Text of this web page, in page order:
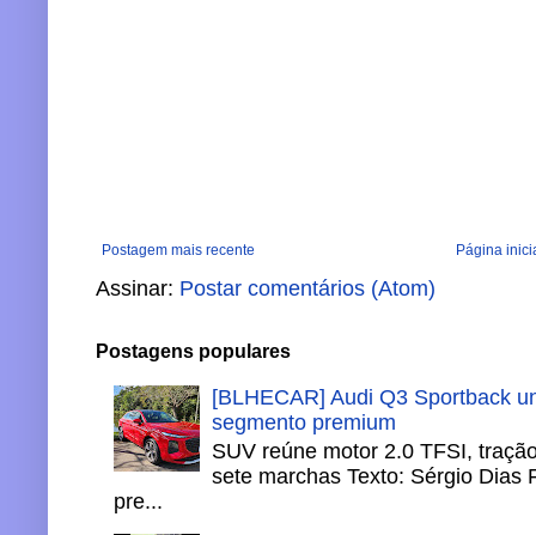
Postagem mais recente Página
Assinar: Postar comentários (Atom)
Postagens populares
[BLHECAR] Audi Q3 Sportback
segmento premium
SUV reúne motor 2.0 TFSI,
sete marchas Texto: Sérgio Dias
pre...